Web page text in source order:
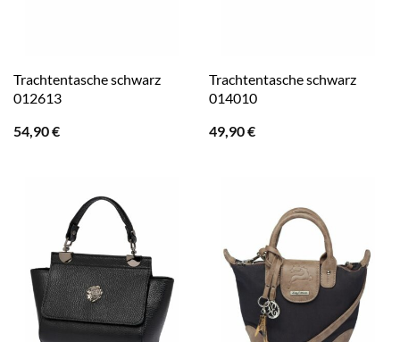
Trachtentasche schwarz
012613
54,90€
Trachtentasche schwarz
014010
49,90€